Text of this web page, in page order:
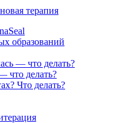
терапия
образований
— что делать?
что делать?
Что делать?